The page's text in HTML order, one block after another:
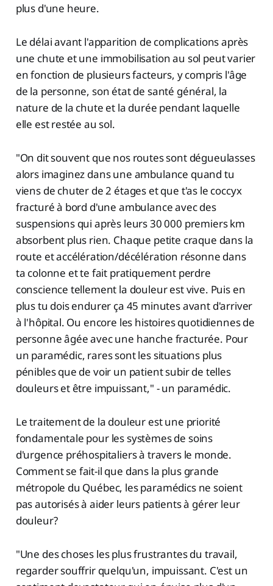
plus d'une heure.
Le délai avant l'apparition de complications après
une chute et une immobilisation au sol peut varier
en fonction de plusieurs facteurs, y compris l'âge
de la personne, son état de santé général, la
nature de la chute et la durée pendant laquelle
elle est restée au sol.
"On dit souvent que nos routes sont dégueulasses
alors imaginez dans une ambulance quand tu
viens de chuter de 2 étages et que t'as le coccyx
fracturé à bord d'une ambulance avec des
suspensions qui après leurs 30 000 premiers km
absorbent plus rien. Chaque petite craque dans la
route et accélération/décélération résonne dans
ta colonne et te fait pratiquement perdre
conscience tellement la douleur est vive. Puis en
plus tu dois endurer ça 45 minutes avant d'arriver
à l'hôpital. Ou encore les histoires quotidiennes de
personne âgée avec une hanche fracturée. Pour
un paramédic, rares sont les situations plus
pénibles que de voir un patient subir de telles
douleurs et être impuissant," - un paramédic.
Le traitement de la douleur est une priorité
fondamentale pour les systèmes de soins
d'urgence préhospitaliers à travers le monde.
Comment se fait-il que dans la plus grande
métropole du Québec, les paramédics ne soient
pas autorisés à aider leurs patients à gérer leur
douleur?
"Une des choses les plus frustrantes du travail,
regarder souffrir quelqu'un, impuissant. C'est un